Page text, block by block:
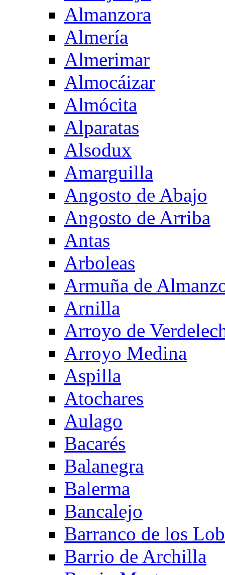
Almanzora
Almería
Almerimar
Almocáizar
Almócita
Alparatas
Alsodux
Amarguilla
Angosto de Abajo
Angosto de Arriba
Antas
Arboleas
Armuña de
Arnilla
Arroyo de
Arroyo Medina
Aspilla
Atochares
Aulago
Bacarés
Balanegra
Balerma
Bancalejo
Barranco de los
Barrio de Archilla